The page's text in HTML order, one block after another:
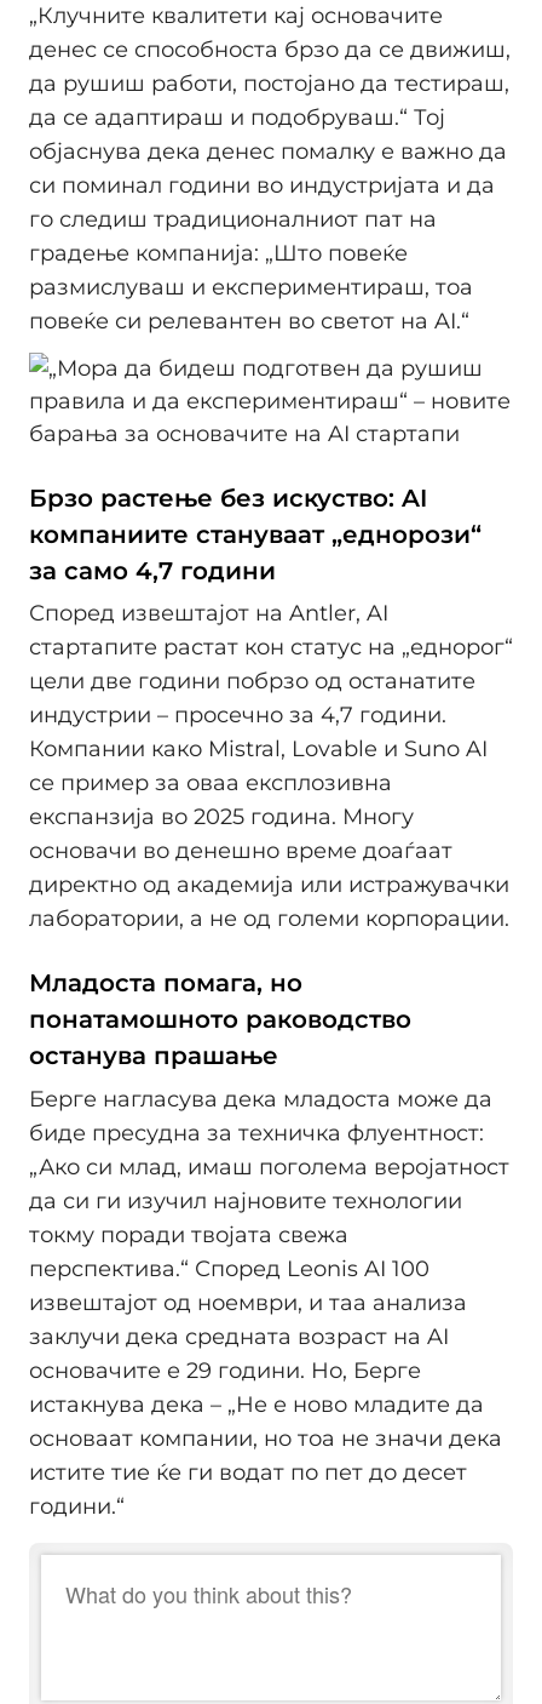
„Клучните квалитети кај основачите
денес се способноста брзо да се движиш,
да рушиш работи, постојано да тестираш,
да се адаптираш и подобруваш.“ Тој
објаснува дека денес помалку е важно да
си поминал години во индустријата и да
го следиш традиционалниот пат на
градење компанија: „Што повеќе
размислуваш и експериментираш, тоа
повеќе си релевантен во светот на AI.“
Брзо растење без искуство: AI
компаниите стануваат „еднорози“
за само 4,7 години
Според извештајот на Antler, AI
стартапите растат кон статус на „еднорог“
цели две години побрзо од останатите
индустрии – просечно за 4,7 години.
Компании како Mistral, Lovable и Suno AI
се пример за оваа експлозивна
експанзија во 2025 година. Многу
основачи во денешно време доаѓаат
директно од академија или истражувачки
лаборатории, а не од големи корпорации.
Младоста помага, но
понатамошното раководство
останува прашање
Берге нагласува дека младоста може да
биде пресудна за техничка флуентност:
„Ако си млад, имаш поголема веројатност
да си ги изучил најновите технологии
токму поради твојата свежа
перспектива.“ Според Leonis AI 100
извештајот од ноември, и таа анализа
заклучи дека средната возраст на AI
основачите е 29 години. Но, Берге
истакнува дека – „Не е ново младите да
основаат компании, но тоа не значи дека
истите тие ќе ги водат по пет до десет
години.“